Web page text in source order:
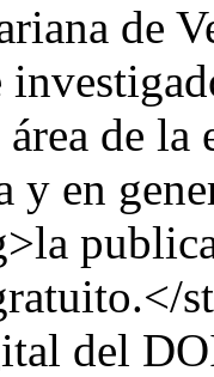
de
de
y en
del